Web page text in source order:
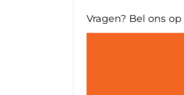
Vragen? Bel ons op